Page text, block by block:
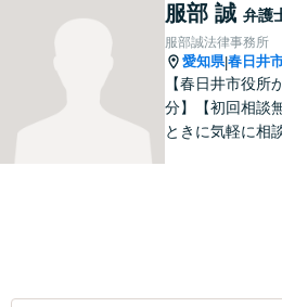
善の解決となる
ます。 一お困り
したらお気軽に
い。
服部 誠 弁護
服部誠法律事務所
愛知県|春日井
【春日井市役所
分】【初回相談
ときに気軽に相